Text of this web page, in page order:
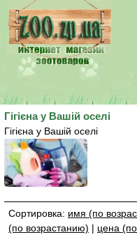
Гігієна у Вашій оселі
Гігієна у Вашій оселі
Сортировка: имя (по
(по возрастанию) | цена